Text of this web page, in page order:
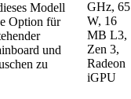
Modell
Option für
und
zu
GHz, 65
W, 16
MB L3,
Zen 3,
Radeon
iGPU